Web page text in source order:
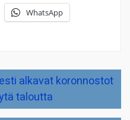
WhatsApp
alkavat koronnostot
taloutta